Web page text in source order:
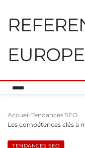
Accueil Tendances SEO
Les compétences clés à
TENDANCES SEO